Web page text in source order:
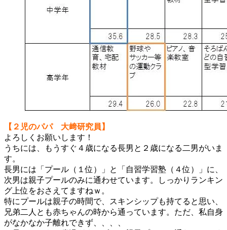
【２児のパパ 大﨑研究員】
よろしくお願いします！
うちには、もうすぐ４歳になる長男と２歳になる二男がいま
す。
長男には「プール（１位）」と「自習学習塾（４位）」に、
次男は親子プールのみに通わせています。しっかりランキン
グ上位をおさえてますねｗ。
特にプールは親子の時間で、スキンシップも持てると思い、
兄弟二人とも赤ちゃんの時から通っています。ただ、私自身
がなかなか子離れできず、、、、